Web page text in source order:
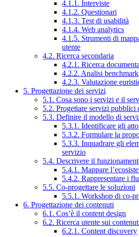
4.1.1. Interviste
4.1.2. Questionari
4.1.3. Test di usabilità
4.1.4. Web analytics
4.1.5. Strumenti di
utente
4.2. Ricerca secondaria
4.2.1. Ricerca
4.2.2. Analisi benchmark
4.2.3. Valutazione
5. Progettazione dei servizi
5.1. Cosa sono i servizi e il
5.2. Progettare servizi pubblici
5.3. Definire il modello di
5.3.1. Identificare gli
5.3.2. Formulare la
5.3.3. Inquadrare gli
servizio
5.4. Descrivere il
5.4.1. Mappare
5.4.2. Rappresentare i
5.5. Co-progettare le soluzioni
5.5.1. Workshop di co-
6. Progettazione dei contenuti
6.1. Cos’è il content design
6.2. Ricerca utente sui
6.2.1. Content discovery